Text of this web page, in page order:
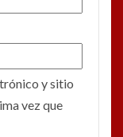
y sitio
vez que